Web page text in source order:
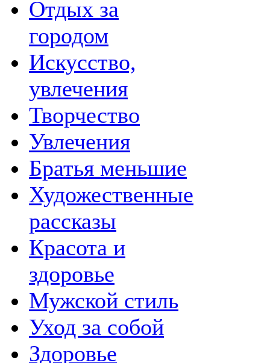
Отдых за
городом
Искусство,
увлечения
Творчество
Увлечения
Братья меньшие
Художественные
рассказы
Красота и
здоровье
Мужской стиль
Уход за собой
Здоровье